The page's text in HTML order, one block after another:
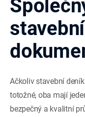
Ačkoliv stavební
totožné, oba mají
bezpečný a kvalitní